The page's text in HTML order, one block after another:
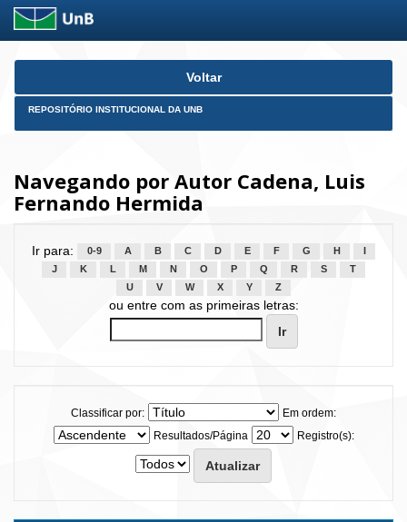
Skip
Voltar
REPOSITÓRIO INSTITUCIONAL DA UNB
Navegando por Autor Cadena, Luis
Fernando Hermida
Ir para: 0-9 A B C D E F G H
J
K L M N O P Q R S
T
U
V W X Y Z
ou entre com as primeiras letras:
Classificar por:
Em ordem:
Resultados/Página
Registro(s):